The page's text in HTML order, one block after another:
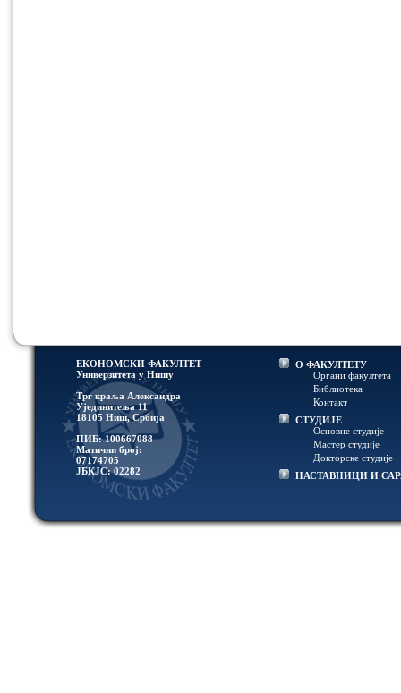
ЕКОНОМСКИ ФАКУЛТЕТ
Универзитетa у Нишу
Трг краља Александра
Ујединитеља 11
18105 Ниш, Србија
ПИБ: 100667088
Матични број:
07174705
ЈБКЈС: 02282
О ФАКУЛТЕТУ
Органи факултета
Библиотека
Контакт
СТУДИЈЕ
Основне студије
Мастер студије
Докторске студије
НАСТАВНИЦИ И